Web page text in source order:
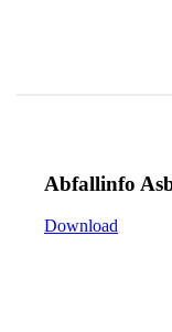
Abfallinfo
Download